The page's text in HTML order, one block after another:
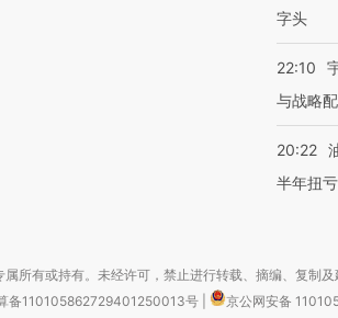
字头
22:10
与战略
20:22
半年扭
所有或持有。未经许可，禁止进行转载、摘编、复制及
备110105862729401250013号
京公网安备